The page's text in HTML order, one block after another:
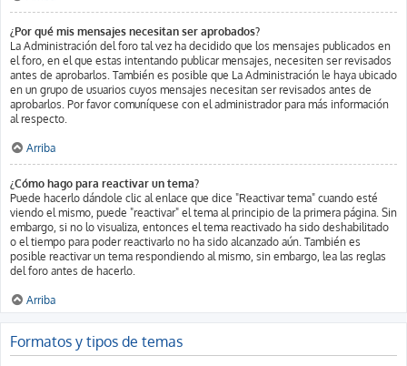
¿Por qué mis mensajes necesitan ser aprobados?
La Administración del foro tal vez ha decidido que los mensajes publicados en
el foro, en el que estas intentando publicar mensajes, necesiten ser revisados
antes de aprobarlos. También es posible que La Administración le haya ubicado
en un grupo de usuarios cuyos mensajes necesitan ser revisados antes de
aprobarlos. Por favor comuníquese con el administrador para más información
al respecto.
Arriba
¿Cómo hago para reactivar un tema?
Puede hacerlo dándole clic al enlace que dice "Reactivar tema" cuando esté
viendo el mismo, puede "reactivar" el tema al principio de la primera página. Sin
embargo, si no lo visualiza, entonces el tema reactivado ha sido deshabilitado
o el tiempo para poder reactivarlo no ha sido alcanzado aún. También es
posible reactivar un tema respondiendo al mismo, sin embargo, lea las reglas
del foro antes de hacerlo.
Arriba
Formatos y tipos de temas